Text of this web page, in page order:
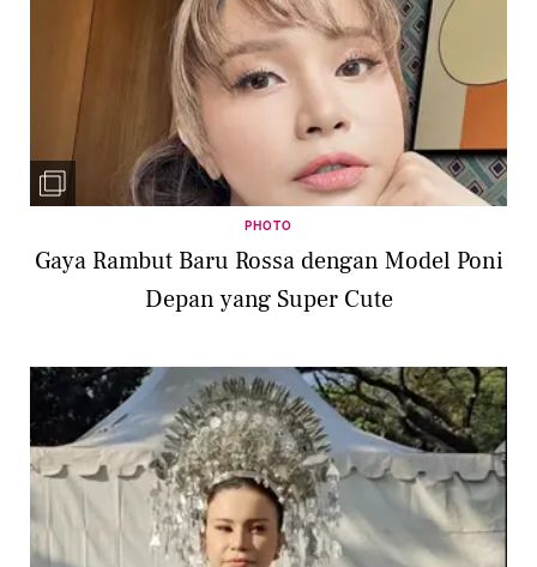
PHOTO
Gaya Rambut Baru Rossa dengan Model Poni
Depan yang Super Cute